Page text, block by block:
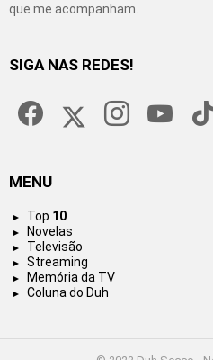
que me acompanham.
SIGA NAS REDES!
MENU
Top 10
Novelas
Televisão
Streaming
Memória da TV
Coluna do Duh